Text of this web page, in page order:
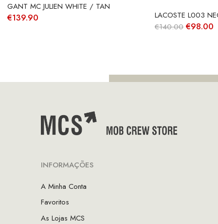
GANT MC JULIEN WHITE / TAN
€139.90
LACOSTE L003
€140.00 O
€98.00
INFORMAÇÕES
A Minha Conta
Favoritos
As Lojas MCS